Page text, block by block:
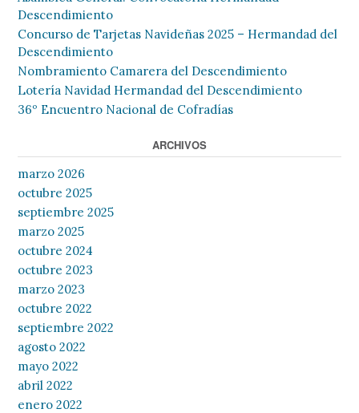
Descendimiento
Concurso de Tarjetas Navideñas 2025 – Hermandad del
Descendimiento
Nombramiento Camarera del Descendimiento
Lotería Navidad Hermandad del Descendimiento
36º Encuentro Nacional de Cofradías
ARCHIVOS
marzo 2026
octubre 2025
septiembre 2025
marzo 2025
octubre 2024
octubre 2023
marzo 2023
octubre 2022
septiembre 2022
agosto 2022
mayo 2022
abril 2022
enero 2022